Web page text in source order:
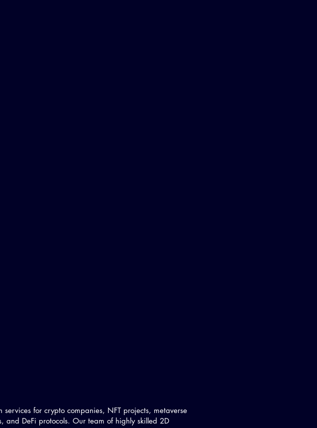
for crypto companies, NFT projects, metaverse
and DeFi protocols. Our team of highly skilled 2D